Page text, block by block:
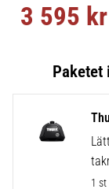
Nedsatt pris:
3 595 kr
1 st